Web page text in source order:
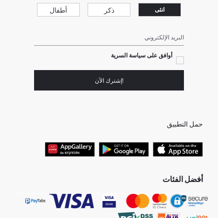
انثى ذكر أطفال
البريد الإلكتروني
أوافق على سياسة السرية
!إشترك الآن
حمل التطبيق
أفضل الفئات
جميع متاجرنا
هدايا عيد الحب
البلوفر النسائية
برفانات حريمى
جينز رجالي